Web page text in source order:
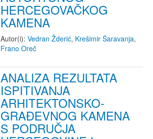
HERCEGOVAČKOG
KAMENA
Autor(i): Vedran Žderić, Krešimir Šaravanja,
Frano Oreč
ANALIZA REZULTATA
ISPITIVANJA
ARHITEKTONSKO-
GRAĐEVNOG KAMENA
S PODRUČJA